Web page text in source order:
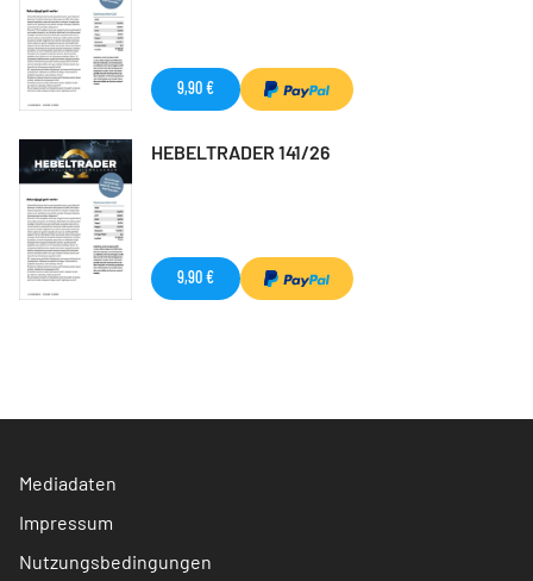
9,90 €
HEBELTRADER 141/26
9,90 €
Mediadaten
Impressum
Nutzungsbedingungen